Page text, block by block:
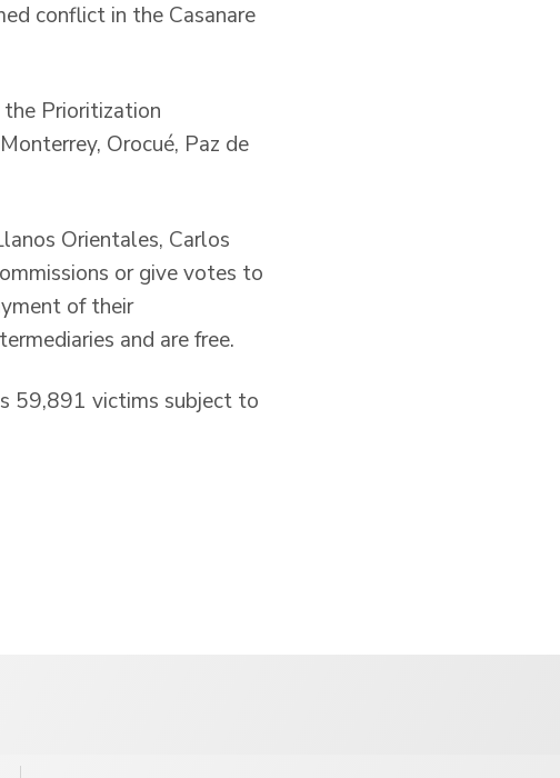
conflict in the Casanare
Prioritization
Orocué, Paz de
Orientales, Carlos
or give votes to
of their
and are free.
59,891 victims subject to